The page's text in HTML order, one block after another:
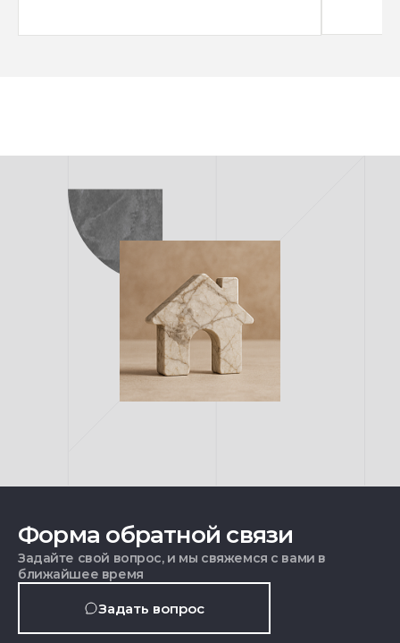
Форма обратной связи
Задайте свой вопрос, и мы свяжемся с вами в
ближайшее время
Задать вопрос